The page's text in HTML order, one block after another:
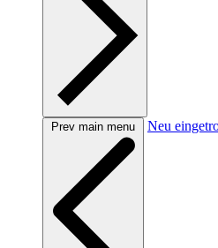
Prev main menu Neu